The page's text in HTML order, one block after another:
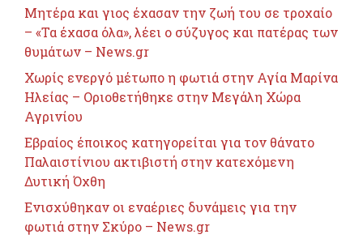
Μητέρα και γιος έχασαν την ζωή του σε τροχαίο
– «Τα έχασα όλα», λέει ο σύζυγος και πατέρας των
θυμάτων – News.gr
Χωρίς ενεργό μέτωπο η φωτιά στην Αγία Μαρίνα
Ηλείας – Οριοθετήθηκε στην Μεγάλη Χώρα
Αγρινίου
Εβραίος έποικος κατηγορείται για τον θάνατο
Παλαιστίνιου ακτιβιστή στην κατεχόμενη
Δυτική Όχθη
Ενισχύθηκαν οι εναέριες δυνάμεις για την
φωτιά στην Σκύρο – News.gr